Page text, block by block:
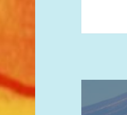
稿